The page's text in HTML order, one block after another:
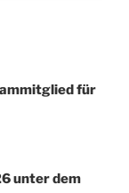
für
unter dem